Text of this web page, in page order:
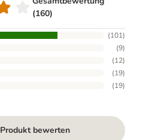
(160)
(101)
(9)
(12)
(19)
(19)
Produkt bewerten